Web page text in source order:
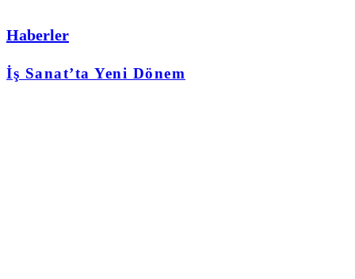
Haberler
İş Sanat’ta Yeni Dönem